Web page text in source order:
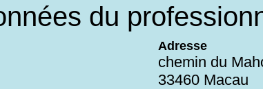
du
Adresse
chemin du
33460 Macau